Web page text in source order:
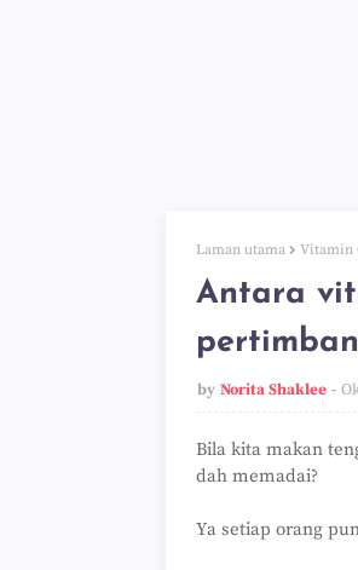
Laman utama Vitamin
Antara
by Norita Shaklee
Bila kita makan
dah memadai?
Ya setiap orang